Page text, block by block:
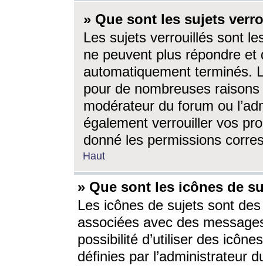
» Que sont les sujets
Les sujets verrouillés sont
ne peuvent plus répondre
automatiquement terminés.
pour de nombreuses
modérateur du forum ou
également verrouiller vos
donné les permissions
Haut
» Que sont les icônes de
Les icônes de sujets sont
associées avec des
possibilité d’utiliser des
définies par l’administrateur